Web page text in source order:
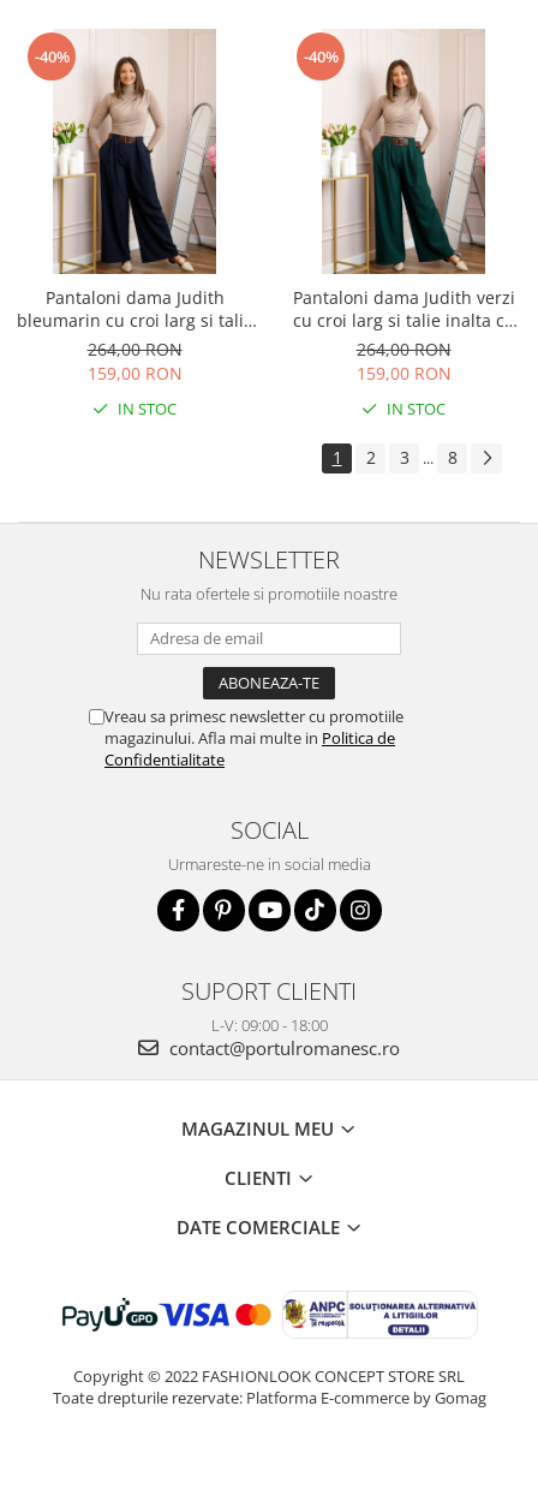
-40%
Pantaloni dama Judith
bleumarin cu croi larg si talie
inalta cu curea
264,00 RON
159,00 RON
IN STOC
-40%
Pantaloni dama Judith verzi
cu croi larg si talie inalta cu
curea
264,00 RON
159,00 RON
IN STOC
1 2 3 ... 8
NEWSLETTER
Nu rata ofertele si promotiile noastre
Vreau sa primesc newsletter cu promotiile
magazinului. Afla mai multe in Politica de
Confidentialitate
SOCIAL
Urmareste-ne in social media
SUPORT CLIENTI
L-V: 09:00 - 18:00
contact@portulromanesc.ro
MAGAZINUL MEU
CLIENTI
DATE COMERCIALE
Copyright © 2022 FASHIONLOOK CONCEPT STORE SRL
Toate drepturile rezervate: Platforma E-commerce by Gomag